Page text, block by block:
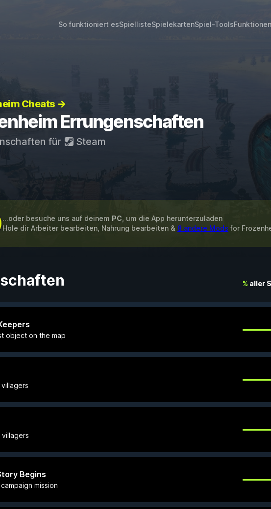
So funktioniert esSpiellisteSpielekartenSpiel-ToolsFunktionen
Cheats →
Errungenschaften
für Steam
...oder besuche uns auf deinem PC , um die App herunterzuladen
Hole dir Arbeiter bearbeiten, Nahrung bearbeiten & 8 andere Mods for
% aller
object on the map
Begins
mission